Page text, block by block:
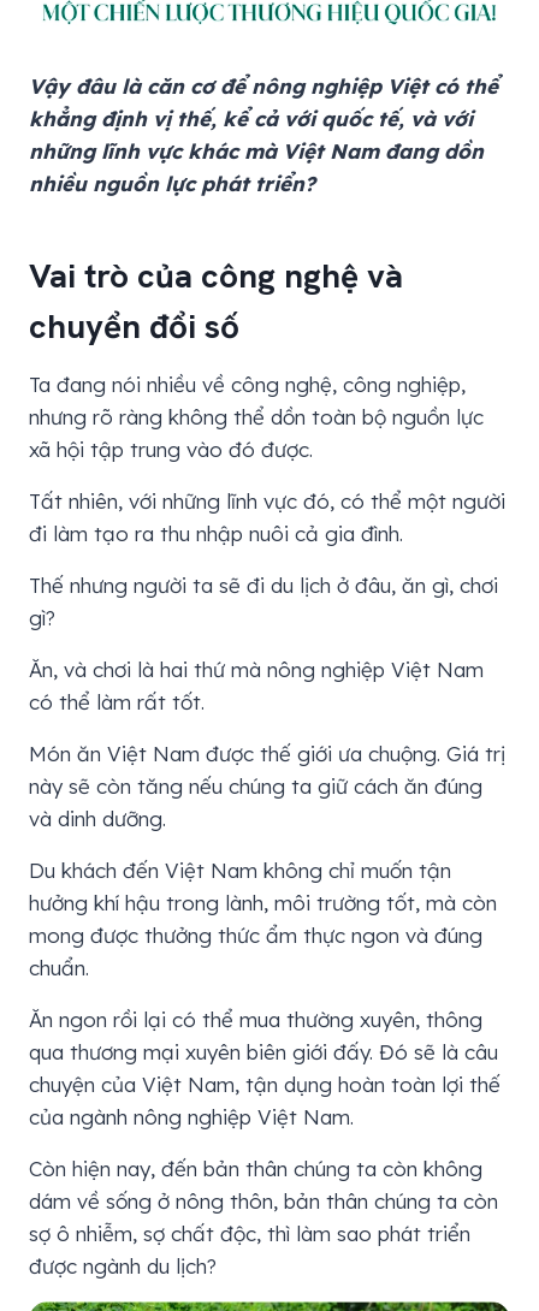
Vậy đâu là căn cơ để nông nghiệp Việt có thể
khẳng định vị thế, kể cả với quốc tế, và với
những lĩnh vực khác mà Việt Nam đang dồn
nhiều nguồn lực phát triển?
Vai trò của công nghệ và
chuyển đổi số
Ta đang nói nhiều về công nghệ, công nghiệp,
nhưng rõ ràng không thể dồn toàn bộ nguồn lực
xã hội tập trung vào đó được.
Tất nhiên, với những lĩnh vực đó, có thể một người
đi làm tạo ra thu nhập nuôi cả gia đình.
Thế nhưng người ta sẽ đi du lịch ở đâu, ăn gì, chơi
gì?
Ăn, và chơi là hai thứ mà nông nghiệp Việt Nam
có thể làm rất tốt.
Món ăn Việt Nam được thế giới ưa chuộng. Giá trị
này sẽ còn tăng nếu chúng ta giữ cách ăn đúng
và dinh dưỡng.
Du khách đến Việt Nam không chỉ muốn tận
hưởng khí hậu trong lành, môi trường tốt, mà còn
mong được thưởng thức ẩm thực ngon và đúng
chuẩn.
Ăn ngon rồi lại có thể mua thường xuyên, thông
qua thương mại xuyên biên giới đấy. Đó sẽ là câu
chuyện của Việt Nam, tận dụng hoàn toàn lợi thế
của ngành nông nghiệp Việt Nam.
Còn hiện nay, đến bản thân chúng ta còn không
dám về sống ở nông thôn, bản thân chúng ta còn
sợ ô nhiễm, sợ chất độc, thì làm sao phát triển
được ngành du lịch?